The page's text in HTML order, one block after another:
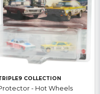
COLLECTION
- Hot Wheels